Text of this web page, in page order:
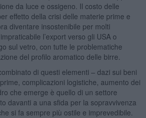
da luce e ossigeno. Il costo delle
effetto della crisi delle materie prime e
diventare insostenibile per molti
l’export verso gli USA o
sul vetro, con tutte le problematiche
del profilo aromatico delle birre.
di questi elementi – dazi sui beni
complicazioni logistiche, aumento dei
che emerge è quello di un settore
davanti a una sfida per la sopravvivenza
si fa sempre più ostile e imprevedibile.